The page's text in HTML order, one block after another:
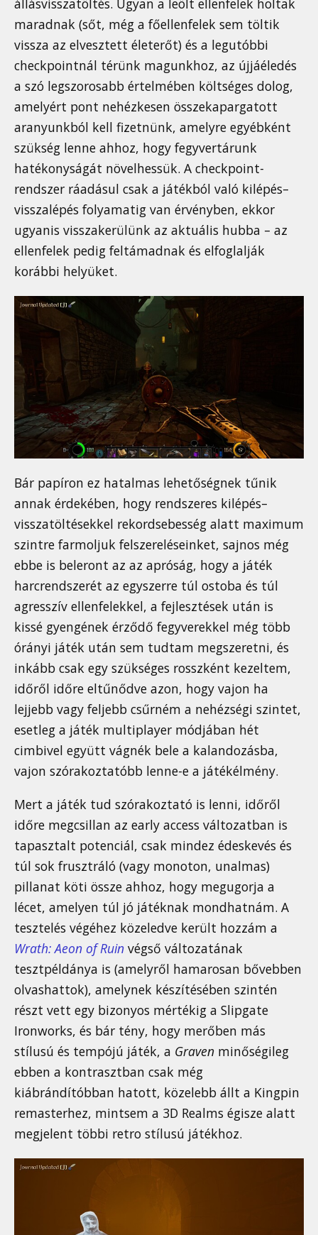
maradnak (sőt, még a főellenfelek sem töltik
vissza az elvesztett életerőt) és a legutóbbi
checkpointnál térünk magunkhoz, az újjáéledés
a szó legszorosabb értelmében költséges dolog,
amelyért pont nehézkesen összekapargatott
aranyunkból kell fizetnünk, amelyre egyébként
szükség lenne ahhoz, hogy fegyvertárunk
hatékonyságát növelhessük. A checkpoint-
rendszer ráadásul csak a játékból való kilépés–
visszalépés folyamatig van érvényben, ekkor
ugyanis visszakerülünk az aktuális hubba – az
ellenfelek pedig feltámadnak és elfoglalják
korábbi helyüket.
Bár papíron ez hatalmas lehetőségnek tűnik
annak érdekében, hogy rendszeres kilépés–
visszatöltésekkel rekordsebesség alatt maximum
szintre farmoljuk felszereléseinket, sajnos még
ebbe is beleront az az apróság, hogy a játék
harcrendszerét az egyszerre túl ostoba és túl
agresszív ellenfelekkel, a fejlesztések után is
kissé gyengének érződő fegyverekkel még több
órányi játék után sem tudtam megszeretni, és
inkább csak egy szükséges rosszként kezeltem,
időről időre eltűnődve azon, hogy vajon ha
lejjebb vagy feljebb csűrném a nehézségi szintet,
esetleg a játék multiplayer módjában hét
cimbivel együtt vágnék bele a kalandozásba,
vajon szórakoztatóbb lenne-e a játékélmény.
Mert a játék tud szórakoztató is lenni, időről
időre megcsillan az early access változatban is
tapasztalt potenciál, csak mindez édeskevés és
túl sok frusztráló (vagy monoton, unalmas)
pillanat köti össze ahhoz, hogy megugorja a
lécet, amelyen túl jó játéknak mondhatnám. A
tesztelés végéhez közeledve került hozzám a
Wrath: Aeon of Ruin végső változatának
tesztpéldánya is (amelyről hamarosan bővebben
olvashattok), amelynek készítésében szintén
részt vett egy bizonyos mértékig a Slipgate
Ironworks, és bár tény, hogy merőben más
stílusú és tempójú játék, a Graven minőségileg
ebben a kontrasztban csak még
kiábrándítóbban hatott, közelebb állt a Kingpin
remasterhez, mintsem a 3D Realms égisze alatt
megjelent többi retro stílusú játékhoz.